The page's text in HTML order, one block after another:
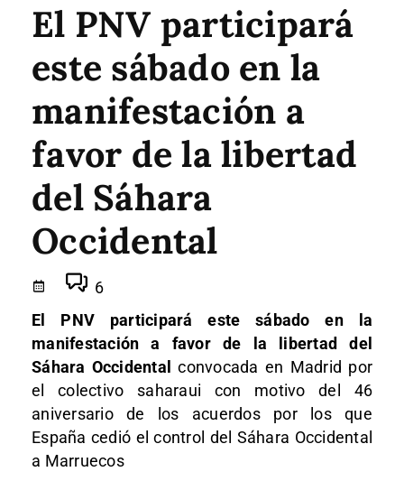
El PNV participará
este sábado en la
manifestación a
favor de la libertad
del Sáhara
Occidental
6
El PNV participará este sábado en la
manifestación a favor de la libertad del
Sáhara Occidental
convocada en Madrid por
el colectivo saharaui con motivo del 46
aniversario de los acuerdos por los que
España cedió el control del Sáhara Occidental
a Marruecos